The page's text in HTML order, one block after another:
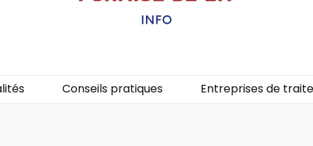
Conseils pratiques Entreprises de